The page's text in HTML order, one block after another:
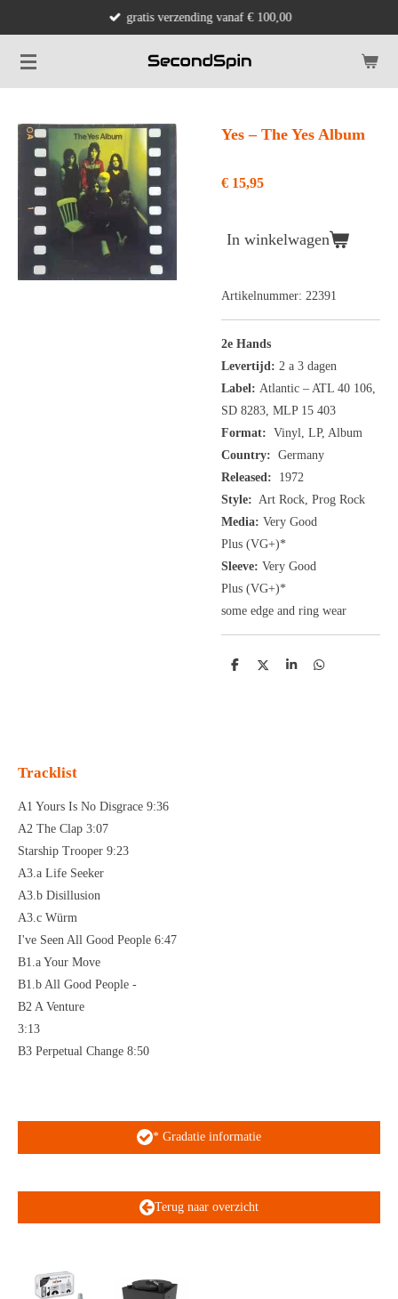
naar
de
gratis verzending vanaf € 100,00
Yes ‎– The Yes Album
€ 15,95
In winkelwagen
Artikelnummer: 22391
2e Hands
Levertijd: 2 a 3 dagen
Label: Atlantic ‎– ATL 40 106,
SD 8283, MLP 15 403
Format: Vinyl, LP, Album
Country: Germany
Released: 1972
Style: Art Rock, Prog Rock
Media: Very Good
Plus (VG+)*
Sleeve: Very Good
Plus (VG+)*
some edge and ring wear
D
D
S
D
Tracklist
A1 Yours Is No Disgrace 9:36
A2 The Clap 3:07
Starship Trooper 9:23
A3.a Life Seeker
A3.b Disillusion
A3.c Würm
I've Seen All Good People 6:47
B1.a Your Move
B1.b All Good People -
B2 A Venture
3:13
B3 Perpetual Change 8:50
* Gradatie informatie
Terug naar overzicht